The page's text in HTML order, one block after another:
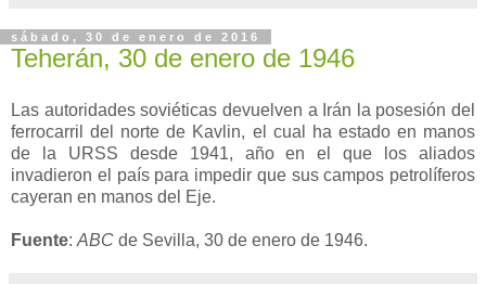
sábado, 30 de enero de 2016
Teherán, 30 de enero de 1946
Las autoridades soviéticas devuelven a Irán la posesión del
ferrocarril del norte de Kavlin, el cual ha estado en manos
de la URSS desde 1941, año en el que los aliados
invadieron el país para impedir que sus campos petrolíferos
cayeran en manos del Eje.
Fuente: ABC de Sevilla, 30 de enero de 1946.